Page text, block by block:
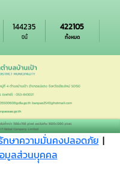
ปีนี้
144235
ทั้งหมด
422105
กษาความมั่นคงปลอดภัย |
มูลส่วนบุุคคล